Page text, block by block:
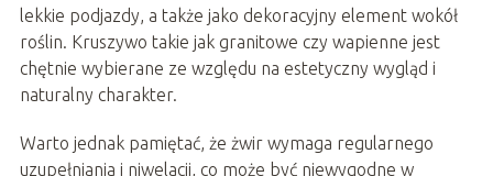
lekkie podjazdy, a także jako dekoracyjny element wokół
roślin. Kruszywo takie jak granitowe czy wapienne jest
chętnie wybierane ze względu na estetyczny wygląd i
naturalny charakter.
Warto jednak pamiętać, że żwir wymaga regularnego
uzupełniania i niwelacji, co może być niewygodne w